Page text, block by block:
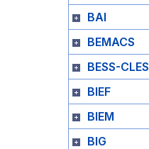
BAI
BEMACS
BESS-CLES
BIEF
BIEM
BIG